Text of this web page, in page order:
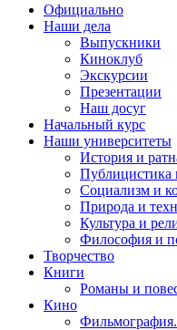
Официально
Наши дела
Выпускники
Киноклуб
Экскурсии
Презентации
Наш досуг
Начальный курс
Наши университеты
История и
Публицистика
Социализм и
Природа и
Культура и
Философия и
Творчество
Книги
Романы и
Кино
Фильмография.